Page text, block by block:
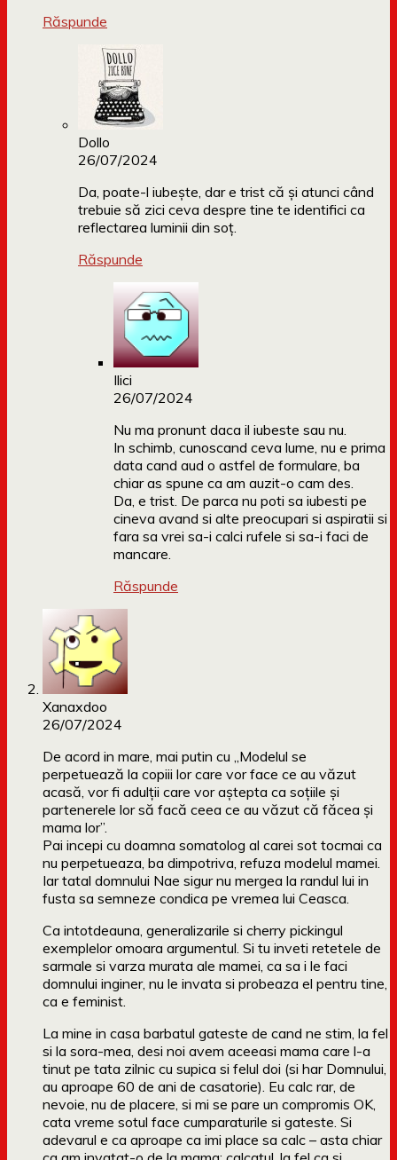
Răspunde
Dollo
26/07/2024
Da, poate-l iubește, dar e trist că și atunci când
trebuie să zici ceva despre tine te identifici ca
reflectarea luminii din soț.
Răspunde
Ilici
26/07/2024
Nu ma pronunt daca il iubeste sau nu.
In schimb, cunoscand ceva lume, nu e prima
data cand aud o astfel de formulare, ba
chiar as spune ca am auzit-o cam des.
Da, e trist. De parca nu poti sa iubesti pe
cineva avand si alte preocupari si aspiratii si
fara sa vrei sa-i calci rufele si sa-i faci de
mancare.
Răspunde
Xanaxdoo
26/07/2024
De acord in mare, mai putin cu „Modelul se
perpetuează la copiii lor care vor face ce au văzut
acasă, vor fi adulții care vor aștepta ca soțiile și
partenerele lor să facă ceea ce au văzut că făcea și
mama lor”.
Pai incepi cu doamna somatolog al carei sot tocmai ca
nu perpetueaza, ba dimpotriva, refuza modelul mamei.
Iar tatal domnului Nae sigur nu mergea la randul lui in
fusta sa semneze condica pe vremea lui Ceasca.
Ca intotdeauna, generalizarile si cherry pickingul
exemplelor omoara argumentul. Si tu inveti retetele de
sarmale si varza murata ale mamei, ca sa i le faci
domnului inginer, nu le invata si probeaza el pentru tine,
ca e feminist.
La mine in casa barbatul gateste de cand ne stim, la fel
si la sora-mea, desi noi avem aceeasi mama care l-a
tinut pe tata zilnic cu supica si felul doi (si har Domnului,
au aproape 60 de ani de casatorie). Eu calc rar, de
nevoie, nu de placere, si mi se pare un compromis OK,
cata vreme sotul face cumparaturile si gateste. Si
adevarul e ca aproape ca imi place sa calc – asta chiar